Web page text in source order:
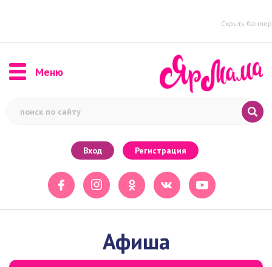
Скрыть баннер
Меню
Вход Регистрация
Афиша